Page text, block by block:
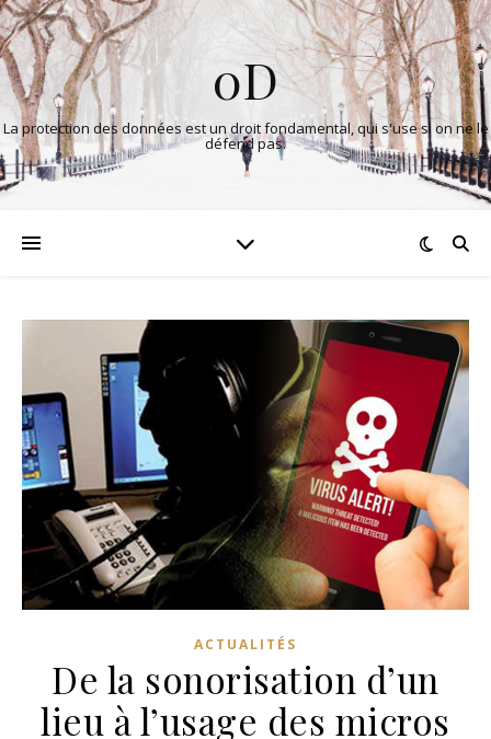
0D
La protection des données est un droit fondamental, qui s'use si on ne le
défend pas.
ACTUALITÉS
De la sonorisation d’un
lieu à l’usage des micros